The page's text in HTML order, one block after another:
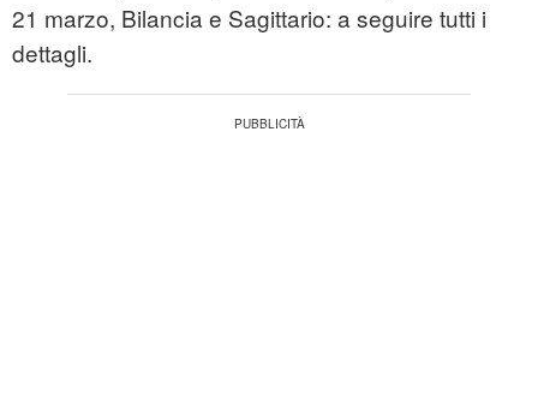
21 marzo, Bilancia e Sagittario: a seguire tutti i
dettagli.